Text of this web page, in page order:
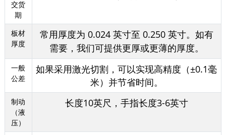
交货
期
板材
厚度
常用厚度为 0.024 英寸至 0.250 英寸。如有
需要，我们可提供更厚或更薄的厚度。
一般
公差
如果采用激光切割，可以实现高精度（±0.1毫
米）并节省时间。
制动
（液
压）
长度10英尺，手指长度3-6英寸